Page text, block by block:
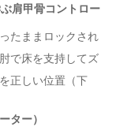
肩甲骨コントロー
たままロックされ
で床を支持してズ
正しい位置（下
ター）